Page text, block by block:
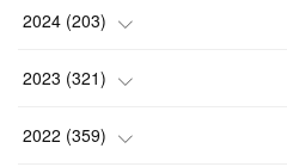
(1)
(8)
(6)
2024 (203)
(24)
(10)
2023 (321)
(25)
2022 (359)